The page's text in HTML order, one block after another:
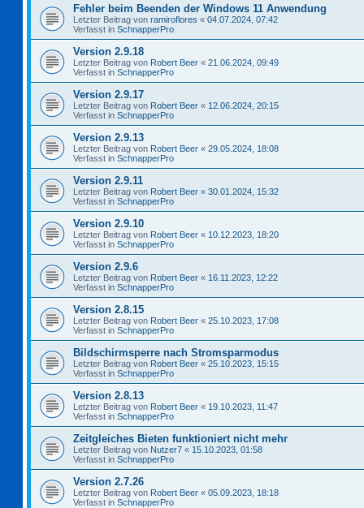
Fehler beim Beenden der Windows 11 Anwendung
Letzter Beitrag von ramiroflores « 04.07.2024, 07:42
Verfasst in SchnapperPro
Version 2.9.18
Letzter Beitrag von Robert Beer « 21.06.2024, 09:49
Verfasst in SchnapperPro
Version 2.9.17
Letzter Beitrag von Robert Beer « 12.06.2024, 20:15
Verfasst in SchnapperPro
Version 2.9.13
Letzter Beitrag von Robert Beer « 29.05.2024, 18:08
Verfasst in SchnapperPro
Version 2.9.11
Letzter Beitrag von Robert Beer « 30.01.2024, 15:32
Verfasst in SchnapperPro
Version 2.9.10
Letzter Beitrag von Robert Beer « 10.12.2023, 18:20
Verfasst in SchnapperPro
Version 2.9.6
Letzter Beitrag von Robert Beer « 16.11.2023, 12:22
Verfasst in SchnapperPro
Version 2.8.15
Letzter Beitrag von Robert Beer « 25.10.2023, 17:08
Verfasst in SchnapperPro
Bildschirmsperre nach Stromsparmodus
Letzter Beitrag von Robert Beer « 25.10.2023, 15:15
Verfasst in SchnapperPro
Version 2.8.13
Letzter Beitrag von Robert Beer « 19.10.2023, 11:47
Verfasst in SchnapperPro
Zeitgleiches Bieten funktioniert nicht mehr
Letzter Beitrag von Nutzer7 « 15.10.2023, 01:58
Verfasst in SchnapperPro
Version 2.7.26
Letzter Beitrag von Robert Beer « 05.09.2023, 18:18
Verfasst in SchnapperPro